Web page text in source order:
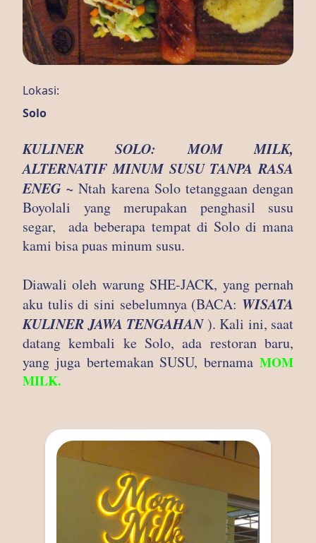
Lokasi:
Solo
KULINER SOLO: MOM MILK,
ALTERNATIF MINUM SUSU TANPA RASA
ENEG ~ Ntah karena Solo tetanggaan dengan
Boyolali yang merupakan penghasil susu
segar,
ada beberapa tempat di Solo di mana
kami bisa puas minum susu.
Diawali oleh warung SHE-JACK, yang pernah
aku tulis di sini sebelumnya (BACA: WISATA
KULINER JAWA TENGAHAN ). Kali ini, saat
datang kembali ke Solo, ada restoran baru,
yang juga bertemakan SUSU, bernama MOM
MILK.